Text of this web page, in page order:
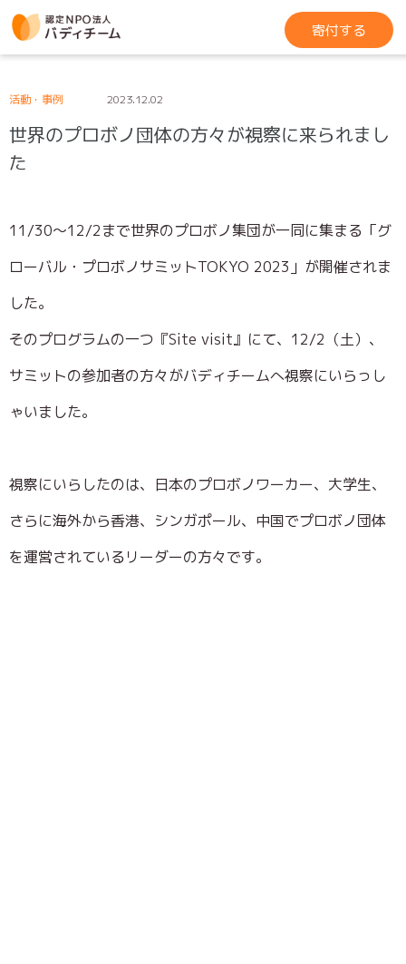
寄付する
活動・事例 2023.12.02
世界のプロボノ団体の方々が視察に来られまし
た
11/30～12/2まで世界のプロボノ集団が一同に集まる「グ
ローバル・プロボノサミットTOKYO 2023」が開催されま
した。
そのプログラムの一つ『Site visit』にて、12/2（土）、
サミットの参加者の方々がバディチームへ視察にいらっし
ゃいました。
視察にいらしたのは、日本のプロボノワーカー、大学生、
さらに海外から香港、シンガポール、中国でプロボノ団体
を運営されているリーダーの方々です。